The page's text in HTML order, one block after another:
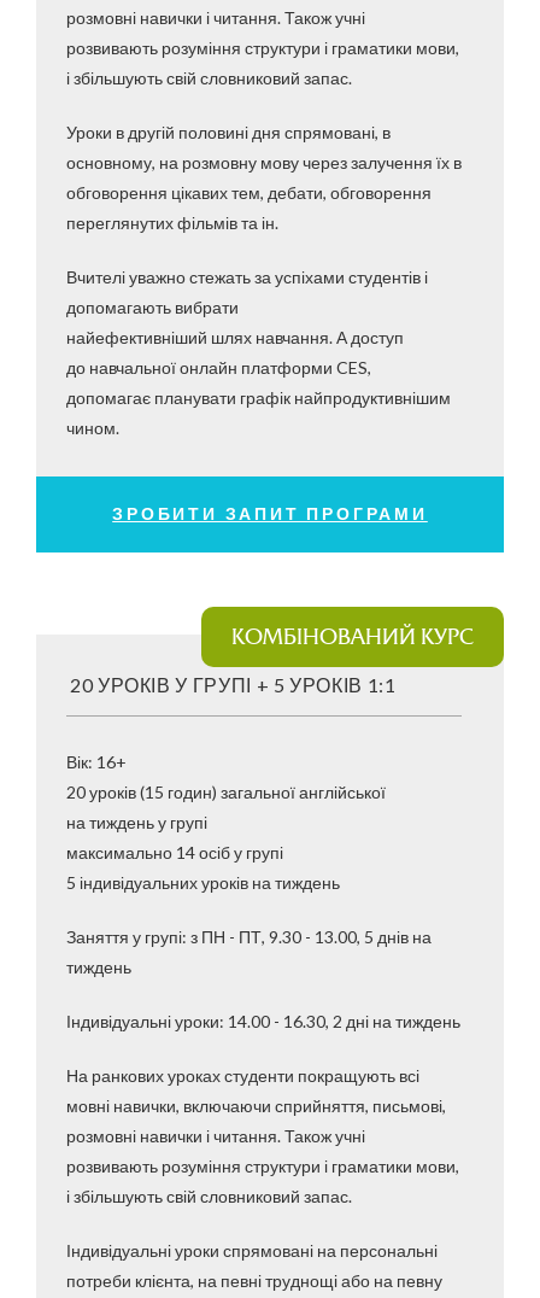
розмовні навички і читання. Також учні
розвивають розуміння структури і граматики мови,
і збільшують свій словниковий запас.
Уроки в другій половині дня спрямовані, в
основному, на розмовну мову через залучення їх в
обговорення цікавих тем, дебати, обговорення
переглянутих фільмів та ін.
Вчителі уважно стежать за успіхами студентів і
допомагають вибрати
найефективніший шлях навчання. А доступ
до навчальної онлайн платформи CES,
допомагає планувати графік найпродуктивнішим
чином.
ЗРОБИТИ ЗАПИТ ПРОГРАМИ
КОМБІНОВАНИЙ КУРС
20 УРОКІВ У ГРУПІ + 5 УРОКІВ 1:1
Вік: 16+
20 уроків (15 годин) загальної англійської
на тиждень у групі
максимально 14 осіб у групі
5 індивідуальних уроків на тиждень
Заняття у групі: з ПН - ПТ, 9.30 - 13.00, 5 днів на
тиждень
Індивідуальні уроки: 14.00 - 16.30, 2 дні на тиждень
На ранкових уроках студенти покращують всі
мовні навички, включаючи сприйняття, письмові,
розмовні навички і читання. Також учні
розвивають розуміння структури і граматики мови,
і збільшують свій словниковий запас.
Індивідуальні уроки спрямовані на персональні
потреби клієнта, на певні труднощі або на певну